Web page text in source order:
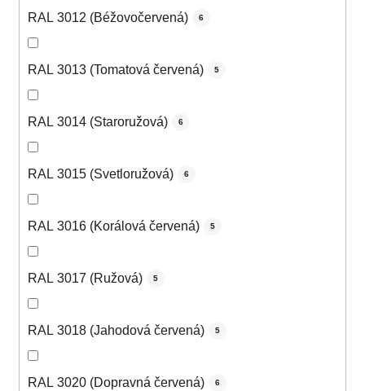
RAL 3012 (Béžovočervená) 6
RAL 3013 (Tomatová červená) 5
RAL 3014 (Staroružová) 6
RAL 3015 (Svetloružová) 6
RAL 3016 (Korálová červená) 5
RAL 3017 (Ružová) 5
RAL 3018 (Jahodová červená) 5
RAL 3020 (Dopravná červená) 6